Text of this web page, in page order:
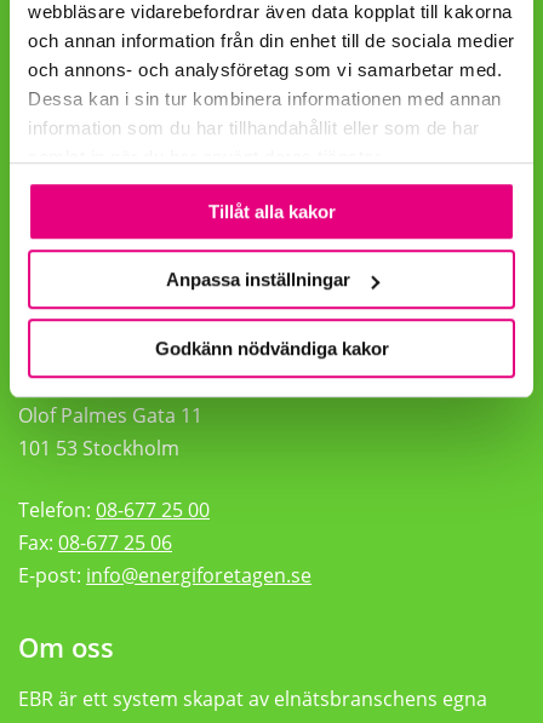
webbläsare vidarebefordrar även data kopplat till kakorna
och annan information från din enhet till de sociala medier
och annons- och analysföretag som vi samarbetar med.
Dessa kan i sin tur kombinera informationen med annan
information som du har tillhandahållit eller som de har
Tillåt alla kakor
Anpassa inställningar
Godkänn nödvändiga kakor
Kontaktpersoner
EBR-meddelande
Papperspublikationer
Utbildningar och konferenser
Hitta oss
Energiföretagen Sverige
Olof Palmes Gata 11
101 53 Stockholm
Telefon: 08-677 25 00
Fax: 08-677 25 06
E-post: info@energiforetagen.se
Om oss
EBR är ett system skapat av elnätsbranschens egna